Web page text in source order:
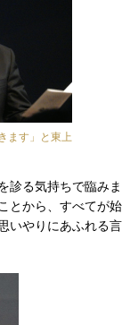
ます」と東上
診る気持ちで臨みま
とから、すべてが始
いやりにあふれる言